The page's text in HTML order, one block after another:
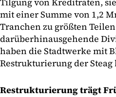
mit einer Summe von 1,2
Tranchen zu größten
darüberhinausgehende
haben die Stadtwerke mit
Restrukturierung der Steag
Restrukturierung trägt